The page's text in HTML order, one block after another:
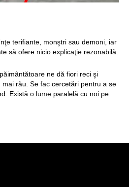
terifiante, monştri sau demoni, iar
să ofere nicio explicaţie rezonabilă.
ne dă fiori reci şi
rău. Se fac cercetări pentru a se
Există o lume paralelă cu noi pe